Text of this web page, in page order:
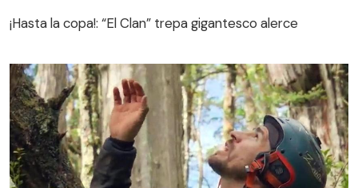
¡Hasta la copa!: “El Clan” trepa gigantesco alerce